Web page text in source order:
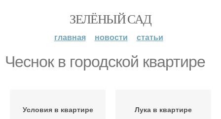
ЗЕЛЁНЫЙ САД
главная новости статьи
Чеснок в городской квартире
Условия в квартире Лука в квартире